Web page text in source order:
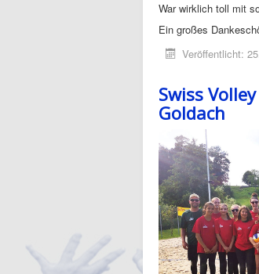
War wirklich toll mit
Ein großes
Veröffentlicht:
Swiss
Goldach